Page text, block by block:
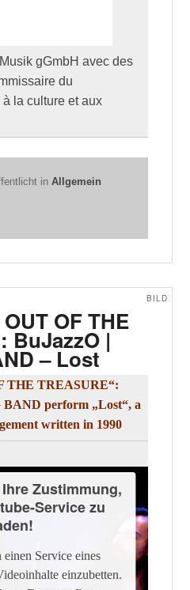
gGmbH avec des
du
la culture et aux
in Allgemein
OF THE
BuJazzO |
– Lost
BILD
THE TREASURE“:
perform „Lost“, a
written in 1990
Zustimmung,
Service zu
Service eines
einzubetten.